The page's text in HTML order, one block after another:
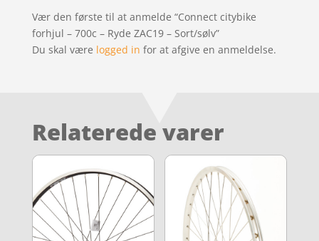
Vær den første til at anmelde “Connect citybike
forhjul – 700c – Ryde ZAC19 – Sort/sølv”
Du skal være logged in for at afgive en anmeldelse.
Relaterede varer